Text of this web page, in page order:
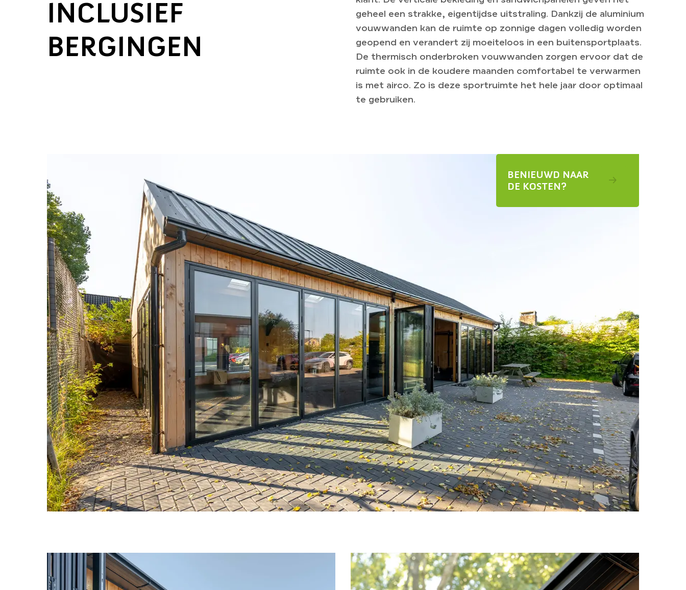
INCLUSIEF
BERGINGEN
geheel een strakke, eigentijdse uitstraling. Dankzij de aluminium
vouwwanden kan de ruimte op zonnige dagen volledig worden
geopend en verandert zij moeiteloos in een buitensportplaats.
De thermisch onderbroken vouwwanden zorgen ervoor dat de
ruimte ook in de koudere maanden comfortabel te verwarmen
is met airco. Zo is deze sportruimte het hele jaar door optimaal
te gebruiken.
BENIEUWD NAAR
DE KOSTEN?